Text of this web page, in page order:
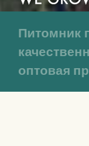
Питомник
оптовая